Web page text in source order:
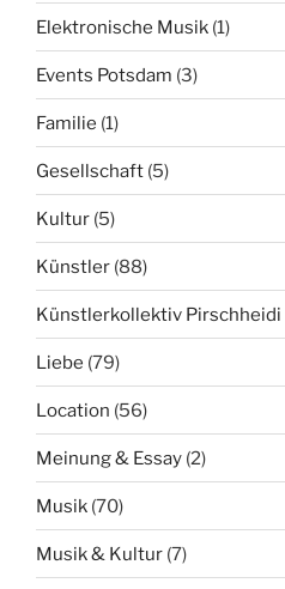
Elektronische Musik (1)
Events Potsdam (3)
Familie (1)
Gesellschaft (5)
Kultur (5)
Künstler (88)
Künstlerkollektiv Pirschheidi
Liebe (79)
Location (56)
Meinung & Essay (2)
Musik (70)
Musik & Kultur (7)